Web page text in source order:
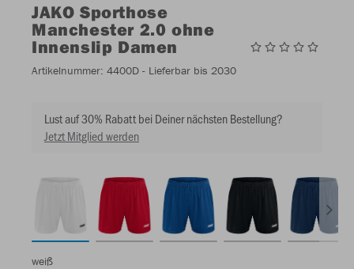
JAKO Sporthose
Manchester 2.0 ohne
Innenslip Damen
Artikelnummer: 4400D - Lieferbar bis 2030
Lust auf 30% Rabatt bei Deiner nächsten Bestellung?
Jetzt Mitglied werden
weiß